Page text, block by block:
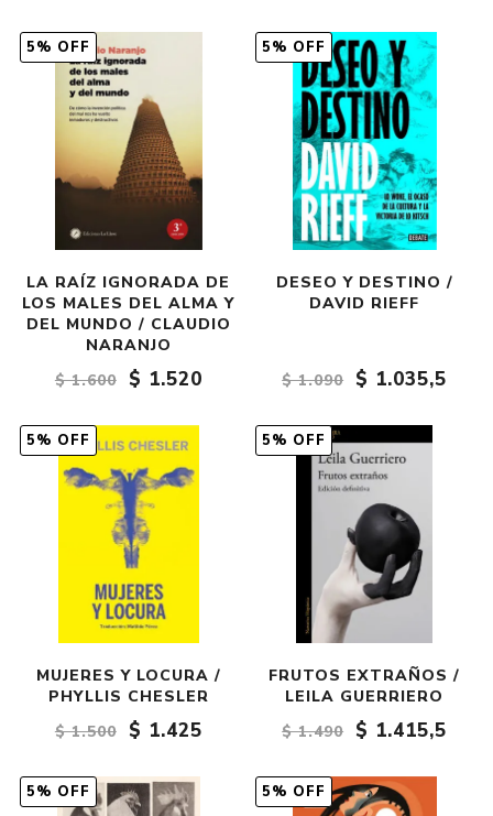
5% OFF
LA RAÍZ IGNORADA DE
LOS MALES DEL ALMA Y
DEL MUNDO / CLAUDIO
NARANJO
$ 1.600
$ 1.520
5% OFF
DESEO Y DESTINO /
DAVID RIEFF
$ 1.090 $ 1.035,5
5% OFF
MUJERES Y LOCURA /
PHYLLIS CHESLER
$ 1.500
$ 1.425
5% OFF
FRUTOS EXTRAÑOS /
LEILA GUERRIERO
$ 1.490
$ 1.415,5
5% OFF 5% OFF